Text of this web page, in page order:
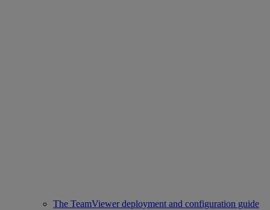
The TeamViewer deployment and configuration guide